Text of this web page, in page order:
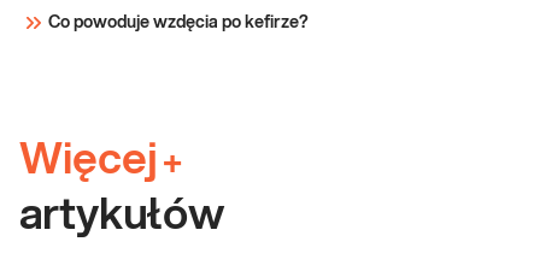
Co powoduje wzdęcia po kefirze?
Więcej +
artykułów